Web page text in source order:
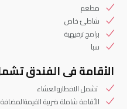
مطعم
شاطئ خاص
برامج ترفيهية
سبا
الأقامة فى الفندق
تشمل الافطاروالعشاء
الأقامة شاملة ضريبة القيمةالمضافة